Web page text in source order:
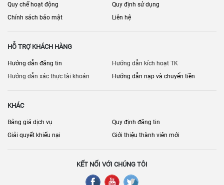
Quy chế hoạt động
Quy định sử dụng
Chính sách bảo mật
Liên hệ
HỖ TRỢ KHÁCH HÀNG
Hướng dẫn đăng tin
Hướng dẫn kích hoạt TK
Hướng dẫn xác thực tài khoản
Hướng dẫn nạp và chuyển tiền
KHÁC
Bảng giá dịch vụ
Quy định đăng tin
Giải quyết khiếu nại
Giới thiệu thành viên mới
KẾT NỐI VỚI CHÚNG TÔI